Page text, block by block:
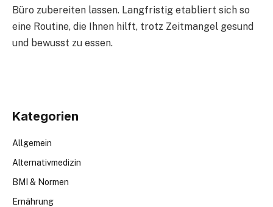
Büro zubereiten lassen. Langfristig etabliert sich so
eine Routine, die Ihnen hilft, trotz Zeitmangel gesund
und bewusst zu essen.
Kategorien
Allgemein
Alternativmedizin
BMI & Normen
Ernährung